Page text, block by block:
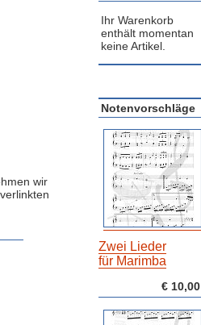
Ihr Warenkorb
enthält momentan
keine Artikel.
Notenvorschläge
Zwei Lieder
für Marimba
€ 10,00
wir